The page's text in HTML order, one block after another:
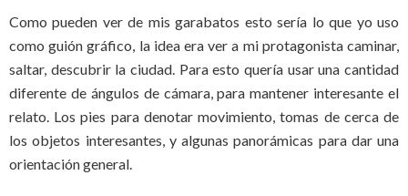
Como pueden ver de mis garabatos esto sería lo que yo uso
como guión gráfico, la idea era ver a mi protagonista caminar,
saltar, descubrir la ciudad. Para esto quería usar una cantidad
diferente de ángulos de cámara, para mantener interesante el
relato. Los pies para denotar movimiento, tomas de cerca de
los objetos interesantes, y algunas panorámicas para dar una
orientación general.